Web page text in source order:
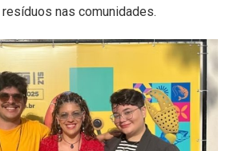
nas comunidades.